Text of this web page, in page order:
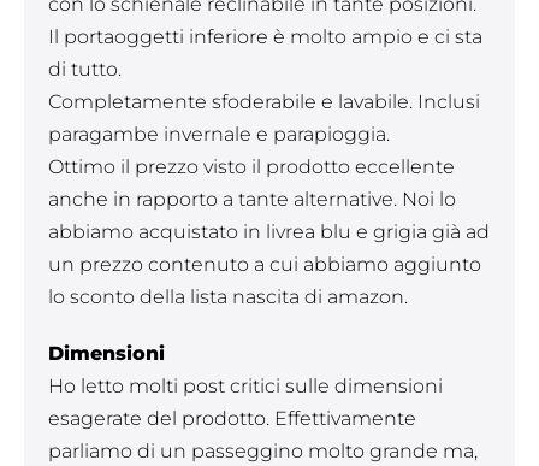
Il portaoggetti inferiore è molto ampio e ci sta
di tutto.
Completamente sfoderabile e lavabile. Inclusi
paragambe invernale e parapioggia.
Ottimo il prezzo visto il prodotto eccellente
anche in rapporto a tante alternative. Noi lo
abbiamo acquistato in livrea blu e grigia già ad
un prezzo contenuto a cui abbiamo aggiunto
lo sconto della lista nascita di amazon.
Dimensioni
Ho letto molti post critici sulle dimensioni
esagerate del prodotto. Effettivamente
parliamo di un passeggino molto grande ma,